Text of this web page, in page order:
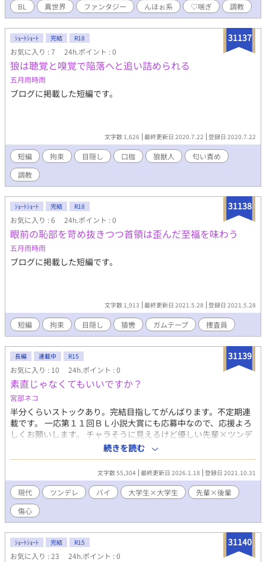
BL 異世界 ファンタジー んほぉ系 ♡喘ぎ 調教
31137
ｼｮｰﾄｼｮｰﾄ 完結 R18
お気に入り : 7 24h.ポイント : 0
狼は聴覚と嗅覚で陥落へと追い詰められる
五月雨時雨
ブログに掲載した短編です。
文字数 1,626 最終更新日 2020.7.22 登録日 2020.7.22
短編 拘束 目隠し 口枷 狼獣人
匂い責め
調教
31138
ｼｮｰﾄｼｮｰﾄ 完結 R18
お気に入り : 6 24h.ポイント : 0
眼前の恥部を苛め抜きつつ首領は歪んだ至福を味わう
五月雨時雨
ブログに掲載した短編です。
文字数 1,913 最終更新日 2021.5.28 登録日 2021.5.28
短編 拘束 目隠し 猿轡 ガムテープ 捜査員
31139
長編 連載中 R15
お気に入り : 10 24h.ポイント : 0
素直じゃなくてもいいですか？
宮部ネコ
半分くらいストックあり。完結目指してがんばります。不定期連
載です。 一応第１１回ＢＬ小説大賞にも応募中なので、応援よろ
しくお願いします。 チャラそうに見えるけど優しい先輩×ツンデ
レ以上ツンツン未満な後輩のドタバタラブコメディです。 ★スト
ーリー 瞬太は高校時代に付き合っていた男に二股をかけられてか
ら、恋に臆病になっていた。 ゲイバレが怖く、高校でも友達がで
きなかった弱い自分を変えたい。 そんな思いで大学でサークルデ
ビューをもくろむ。 ある日、「お魚クラブ」というおかしなサー
クルに勧誘され、体験入部をすることになった。 そこで出会った
のは、瞬太の苦手なチャラそうな先輩で……。
続きを読む
文字数 55,304 最終更新日 2026.1.18 登録日 2021.10.31
現代 ツンデレ バイ 大学生×大学生
先輩×後輩
傷心
31140
ｼｮｰﾄｼｮｰﾄ 完結 R15
お気に入り : 23 24h.ポイント : 0